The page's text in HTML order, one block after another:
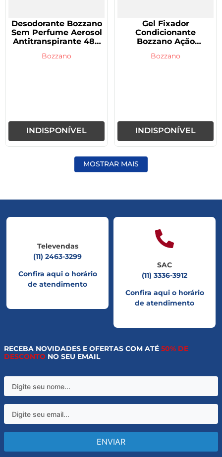
Desodorante Bozzano
Sem Perfume Aerosol
Antitranspirante 48h
Bozzano
INDISPONÍVEL
Gel Fixador
Condicionante
Bozzano Ação
Fixação 300g
Bozzano
INDISPONÍVEL
MOSTRAR MAIS
Televendas
(11) 2463-3299
Confira aqui o horário
de atendimento
SAC
(11) 3336-3912
Confira aqui o horário
de atendimento
RECEBA NOVIDADES E OFERTAS COM ATÉ 50% DE
DESCONTO NO SEU EMAIL
ENVIAR